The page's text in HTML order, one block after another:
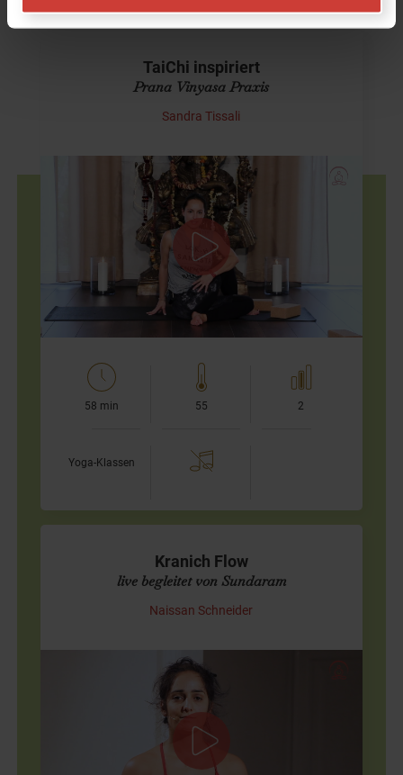
TaiChi inspiriert
Prana Vinyasa Praxis
Sandra Tissali
Prana Vinyasa Praxis für Standkraft und Balance
Eine aus dem Tai Chi inspirierte Bewegungsmeditation
begleitet uns durch Varianten des klassischen
Namaskars (Sonnengruß), Steh- und Balancehaltungen…
58 min 55 2
Yoga-Klassen
Kranich Flow
live begleitet von Sundaram
Naissan Schneider
TaiChi-inspiriert
Heute möchte ich Dir den von mir selbst kreierten Kranich
Flow zeigen, den ich in Anlehnung an meine TaiChi
Praxis entwickelt habe. Er wirkt sehr harmonisierend und
ist für jede…